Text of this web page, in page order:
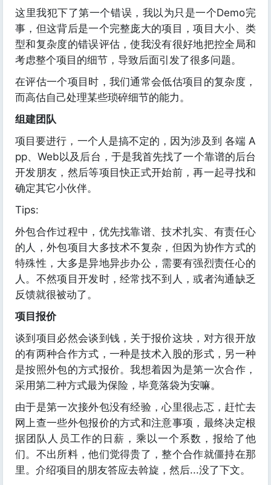
这里我犯下了第一个错误，我以为只是一个Demo完
事，但这背后是一个完整庞大的项目，项目大小、类
型和复杂度的错误评估，使我没有很好地把控全局和
考虑整个项目的细节，导致后面引发了很多问题。
在评估一个项目时，我们通常会低估项目的复杂度，
而高估自己处理某些琐碎细节的能力。
组建团队
项目要进行，一个人是搞不定的，因为涉及到 各端 A
pp、Web以及后台，于是我首先找了一个靠谱的后台
开发朋友，然后等项目快正式开始前，再一起寻找和
确定其它小伙伴。
Tips:
外包合作过程中，优先找靠谱、技术扎实、有责任心
的人，外包项目大多技术不复杂，但因为协作方式的
特殊性，大多是异地异步办公，需要有强烈责任心的
人。不然项目开发时，经常找不到人，或者沟通缺乏
反馈就很被动了。
项目报价
谈到项目必然会谈到钱，关于报价这块，对方很开放
的有两种合作方式，一种是技术入股的形式，另一种
是按照外包的方式报价。我想着因为是第一次合作，
采用第二种方式最为保险，毕竟落袋为安嘛。
由于是第一次接外包没有经验，心里很忐忑，赶忙去
网上查一些外包报价的方式和注意事项，最终决定根
据团队人员工作的日薪，乘以一个系数，报给了他
们。不出所料，他们觉得贵了，整个合作就僵持在那
里。介绍项目的朋友答应去斡旋，然后...没了下文。